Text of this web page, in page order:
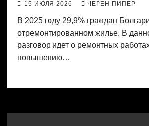
15 ИЮЛЯ 2026 ЧЕРЕН ПИПЕР
В 2025 году 29,9% граждан
отремонтированном жилье. В
разговор идет о ремонтных
повышению…